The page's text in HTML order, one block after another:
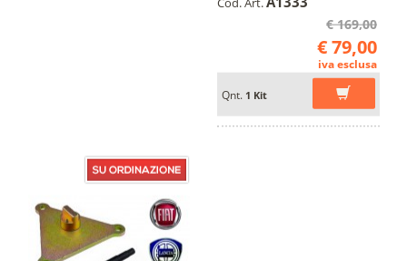
€ 169,00
€ 79,00
iva esclusa
Qnt. 1 Kit